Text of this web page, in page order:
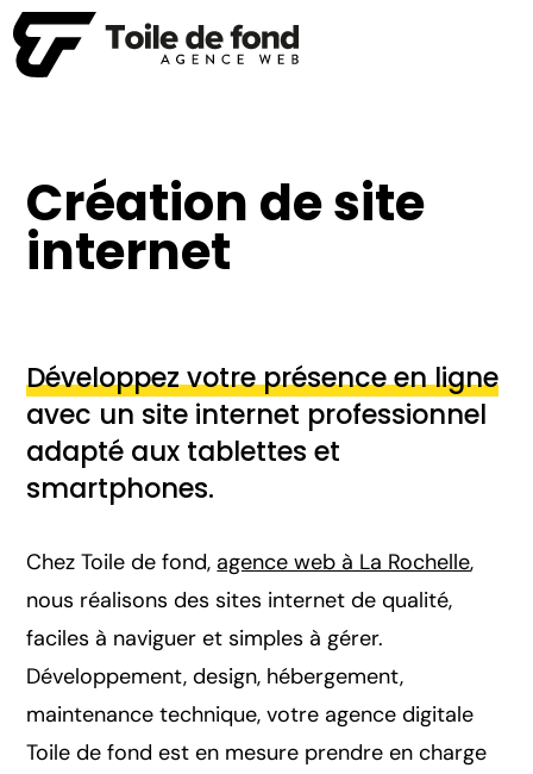
Création de site
internet
Développez votre présence en ligne
avec un site internet professionnel
adapté aux tablettes et
smartphones.
Chez Toile de fond, agence web à La Rochelle,
nous réalisons des sites internet de qualité,
faciles à naviguer et simples à gérer.
Développement, design, hébergement,
maintenance technique, votre agence digitale
Toile de fond est en mesure prendre en charge